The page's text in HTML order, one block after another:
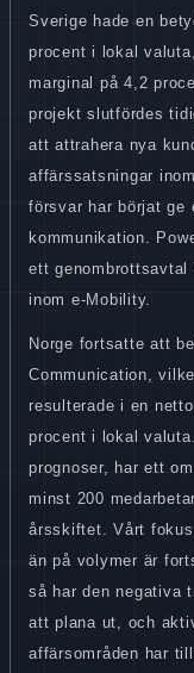
Sverige hade en
procent i lokal
marginal på 4,2
projekt slutfördes
att attrahera nya
affärssatsningar
försvar har börjat ge
kommunikation.
ett
inom e-Mobility.
Norge fortsatte att
Communication,
resulterade i en
procent i lokal
prognoser, har ett
minst 200
årsskiftet. Vårt
än på volymer är
så har den negativa
att plana ut, och
affärsområden har